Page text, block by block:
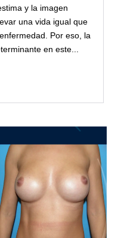
y la imagen
una vida igual que
Por eso, la
en este...